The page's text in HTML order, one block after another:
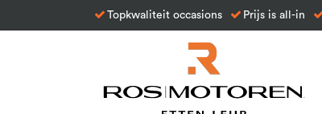
Topkwaliteit occasions Prijs is all-in